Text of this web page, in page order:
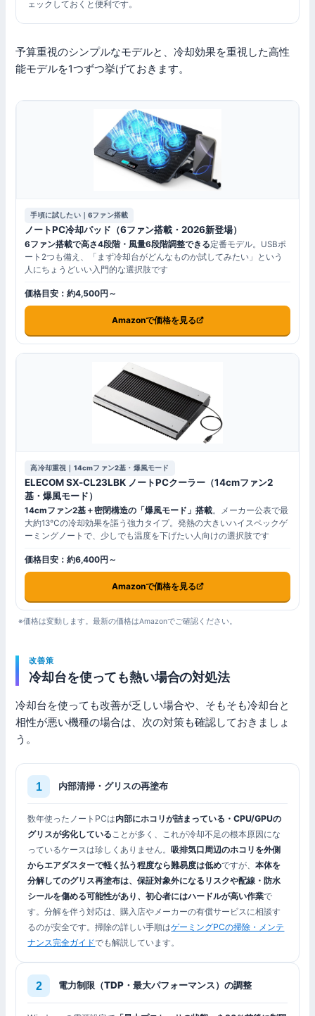
ェックしておくと便利です。
予算重視のシンプルなモデルと、冷却効果を重視した高性
能モデルを1つずつ挙げておきます。
手頃に試したい｜6ファン搭載
ノートPC冷却パッド（6ファン搭載・2026新登場）
6ファン搭載で高さ4段階・風量6段階調整できる定番モデル。USBポ
ート2つも備え、「まず冷却台がどんなものか試してみたい」という
人にちょうどいい入門的な選択肢です
価格目安：約4,500円～
Amazonで価格を見る
高冷却重視｜14cmファン2基・爆風モード
ELECOM SX-CL23LBK ノートPCクーラー（14cmファン2
基・爆風モード）
14cmファン2基＋密閉構造の「爆風モード」搭載。メーカー公表で最
大約13℃の冷却効果を謳う強力タイプ。発熱の大きいハイスペックゲ
ーミングノートで、少しでも温度を下げたい人向けの選択肢です
価格目安：約6,400円～
Amazonで価格を見る
※価格は変動します。最新の価格はAmazonでご確認ください。
改善策
冷却台を使っても熱い場合の対処法
冷却台を使っても改善が乏しい場合や、そもそも冷却台と
相性が悪い機種の場合は、次の対策も確認しておきましょ
う。
内部清掃・グリスの再塗布
数年使ったノートPCは内部にホコリが詰まっている・CPU/GPUの
グリスが劣化している ことが多く、これが冷却不足の根本原因にな
っているケースは珍しくありません。吸排気口周辺のホコリを外側
からエアダスターで軽く払う程度なら難易度は低めですが、本体を
分解してのグリス再塗布は、保証対象外になるリスクや配線・防水
シールを傷める可能性があり、初心者にはハードルが高い作業で
す。分解を伴う対応は、購入店やメーカーの有償サービスに相談す
るのが安全です。掃除の詳しい手順はゲーミングPCの掃除・メンテ
ナンス完全ガイドでも解説しています。
電力制限（TDP・最大パフォーマンス）の調整